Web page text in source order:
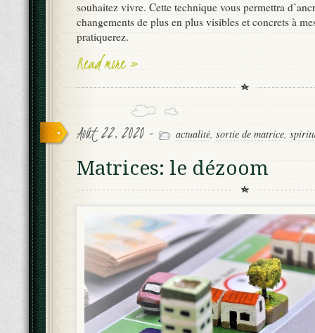
souhaitez vivre. Cette technique vous permettra
changements de plus en plus visibles et concrets à
pratiquerez.
Read more »
Août 22, 2020 - actualité, sortie de matrice,
Matrices: le dézoom